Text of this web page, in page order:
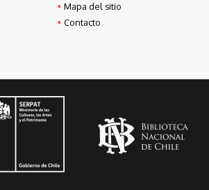
Mapa del sitio
Contacto